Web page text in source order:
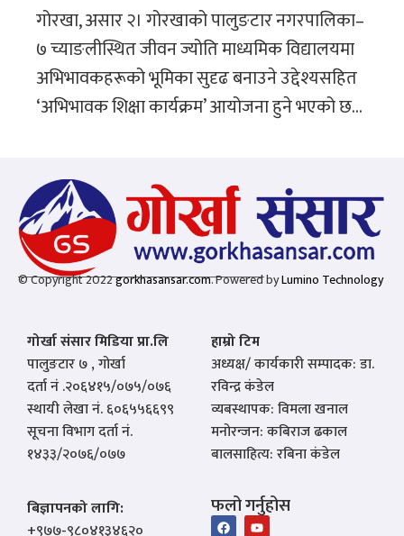
गोरखा, असार २। गोरखाको पालुङटार नगरपालिका–
७ च्याङलीस्थित जीवन ज्योति माध्यमिक विद्यालयमा
अभिभावकहरूको भूमिका सुदृढ बनाउने उद्देश्यसहित
‘अभिभावक शिक्षा कार्यक्रम’ आयोजना हुने भएको छ...
© Copyright 2022gorkhasansar.com. Powered byLumino Technology
गोर्खा संसार मिडिया प्रा.लि
पालुङटार ७ , गोर्खा
दर्ता नं .२०६४१५/०७५/०७६
स्थायी लेखा नं. ६०६५५६६९९
सूचना विभाग दर्ता नं.
१४३३/२०७६/०७७
हाम्रो टिम
अध्यक्ष/ कार्यकारी सम्पादक: डा.
रविन्द्र कंडेल
व्यबस्थापक: विमला खनाल
मनोरन्जन: कबिराज ढकाल
बालसाहित्य: रबिना कंडेल
बिज्ञापनको लागि:
‪+९७७-९८०४१३४६२०‬
फलो गर्नुहोस